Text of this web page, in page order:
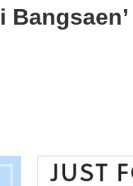
Bangsaen’